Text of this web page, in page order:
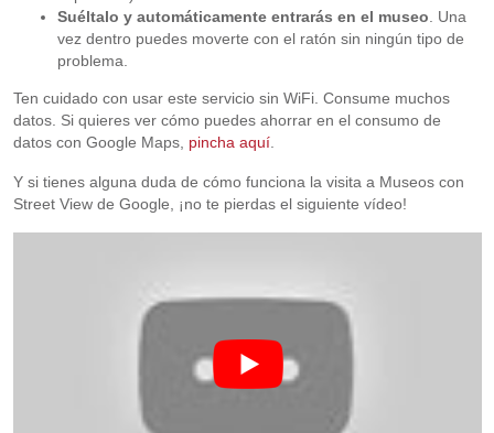
Suéltalo y automáticamente entrarás en el museo . Una
vez dentro puedes moverte con el ratón sin ningún tipo de
problema.
Ten cuidado con usar este servicio sin WiFi. Consume muchos
datos. Si quieres ver cómo puedes ahorrar en el consumo de
datos con Google Maps, pincha aquí.
Y si tienes alguna duda de cómo funciona la visita a Museos con
Street View de Google, ¡no te pierdas el siguiente vídeo!